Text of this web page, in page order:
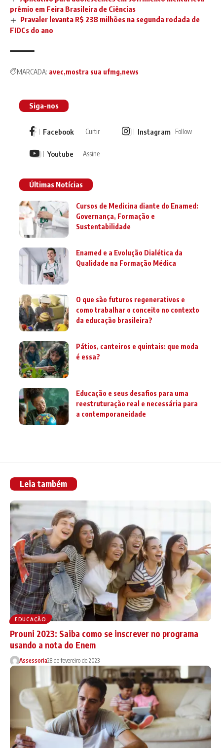
prêmio em Feira Brasileira de Ciências
Pravaler levanta R$ 238 milhões na segunda rodada de
FIDCs do ano
MARCADA: avec mostra sua ufmg news
Siga-nos
Facebook Curtir Instagram Follow
Youtube Assine
Últimas Notícias
Cursos de Medicina diante do Enamed:
Governança, Formação e
Sustentabilidade
Enamed e a Evolução Dialética da
Qualidade na Formação Médica
O que são futuros regenerativos e
como trabalhar o conceito no contexto
da educação brasileira?
Pátios, canteiros e quintais: que moda
é essa?
Educação e seus desafios para uma
reestruturação real e necessária para
a contemporaneidade
Leia também
EDUCAÇÃO
Prouni 2023: Saiba como se inscrever no programa
usando a nota do Enem
Assessoria28 de fevereiro de 2023